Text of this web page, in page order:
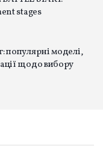
stages
популярні моделі,
щодо вибору